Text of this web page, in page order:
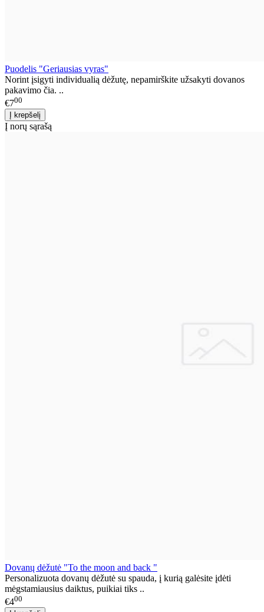
Puodelis "Geriausias vyras"
Norint įsigyti individualią dėžutę, nepamirškite užsakyti dovanos
pakavimo čia. ..
€700
Į norų sąrašą
Dovanų dėžutė "To the moon and back "
Personalizuota dovanų dėžutė su spauda, į kurią galėsite įdėti
mėgstamiausius daiktus, puikiai tiks ..
€400